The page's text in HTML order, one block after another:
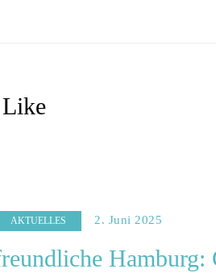
AKTUELLES 2. Juni 2025
Hamburg: